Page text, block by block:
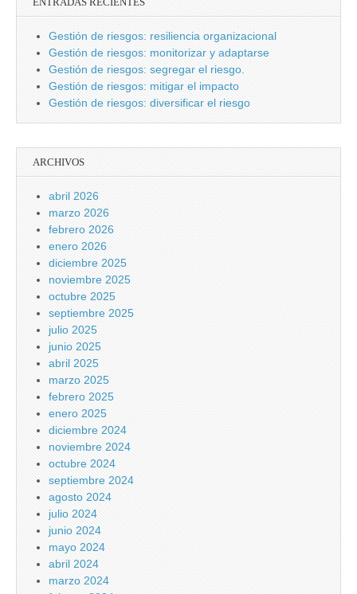
Gestión de riesgos: resiliencia organizacional
Gestión de riesgos: monitorizar y adaptarse
Gestión de riesgos: segregar el riesgo.
Gestión de riesgos: mitigar el impacto
Gestión de riesgos: diversificar el riesgo
ARCHIVOS
abril 2026
marzo 2026
febrero 2026
enero 2026
diciembre 2025
noviembre 2025
octubre 2025
septiembre 2025
julio 2025
junio 2025
abril 2025
marzo 2025
febrero 2025
enero 2025
diciembre 2024
noviembre 2024
octubre 2024
septiembre 2024
agosto 2024
julio 2024
junio 2024
mayo 2024
abril 2024
marzo 2024